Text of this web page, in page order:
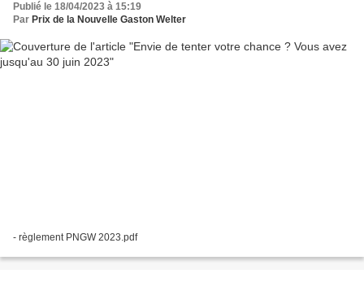
Publié le 18/04/2023 à 15:19
Par Prix de la Nouvelle Gaston Welter
- règlement PNGW 2023.pdf